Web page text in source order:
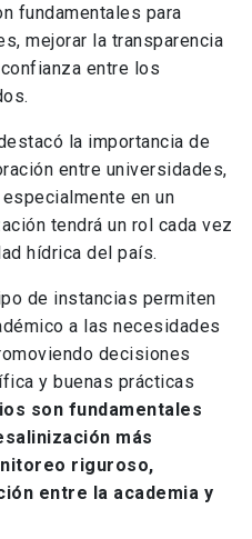
fundamentales para
mejorar la transparencia
entre los
la importancia de
entre universidades,
en un
tendrá un rol cada vez
hídrica del país.
de instancias permiten
a las necesidades
decisiones
y buenas prácticas
son fundamentales
más
riguroso,
entre la academia y